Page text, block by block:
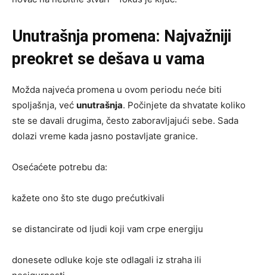
Unutrašnja promena: Najvažniji
preokret se dešava u vama
Možda najveća promena u ovom periodu neće biti
spoljašnja, već unutrašnja. Počinjete da shvatate koliko
ste se davali drugima, često zaboravljajući sebe. Sada
dolazi vreme kada jasno postavljate granice.
Osećaćete potrebu da:
kažete ono što ste dugo prećutkivali
se distancirate od ljudi koji vam crpe energiju
donesete odluke koje ste odlagali iz straha ili